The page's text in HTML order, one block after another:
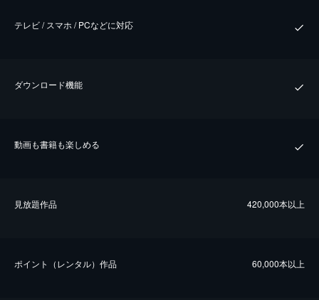
テレビ / スマホ / PCなどに対応
ダウンロード機能
動画も書籍も楽しめる
⾒放題作品 420,000本以上
ポイント（レンタル）作品 60,000本以上